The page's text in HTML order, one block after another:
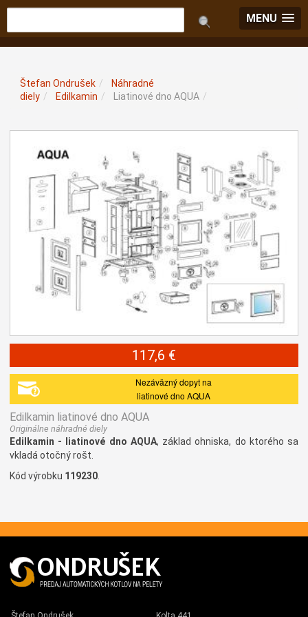
MENU
Štefan Ondrušek /
Náhradné
diely / Edilkamin / Liatinové dno AQUA /
117,6 €
Nezáväzný dopyt na
liatinové dno AQUA
Edilkamin liatinové dno AQUA
Originálne náhradné diely
Edilkamin - liatinové dno AQUA, základ ohniska, do ktorého sa
vkladá otočný rošt.
Kód výrobku 119230.